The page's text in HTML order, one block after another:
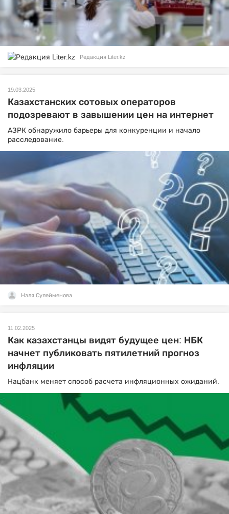
Редакция Liter.kz
19.03.2025
Казахстанских сотовых операторов
подозревают в завышении цен на интернет
АЗРК обнаружило барьеры для конкуренции и начало
расследование.
Нэля Сулейменова
11.02.2025
Как казахстанцы видят будущее цен: НБК
начнет публиковать пятилетний прогноз
инфляции
Нацбанк меняет способ расчета инфляционных ожиданий.